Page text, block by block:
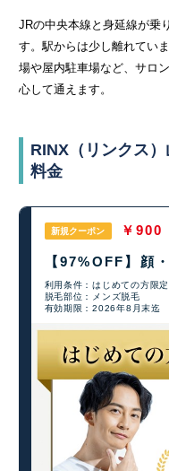
JRの中央本線と身延線が乗
す。駅からは少し離れてい
場や屋内駐車場など、サロ
心して通えます。
RINX（リンクス
料金
新規クーポン ￥900
【97%OFF】顔
利用条件：はじめての方限定
脱毛部位：メンズ脱毛
有効期限：2026年8月末迄